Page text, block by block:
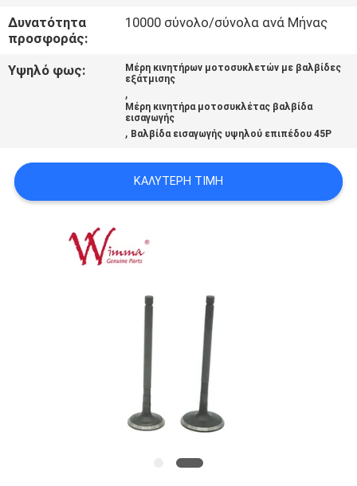
ΧΆΡΤΗΣ
ΙΣΤΌΤΟΠΟΥ
ΜΥΣΤΙΚΌΤΗΤΑΣ
Δυνατότητα
προσφοράς:
10000 σύνολο/σύνολα ανά Μήνας
Υψηλό φως:
Μέρη κινητήρων μοτοσυκλετών με βαλβίδες
εξάτμισης
,
Μέρη κινητήρα μοτοσυκλέτας βαλβίδα
εισαγωγής
, Βαλβίδα εισαγωγής υψηλού επιπέδου 45P
ΚΑΛΎΤΕΡΗ ΤΙΜΉ